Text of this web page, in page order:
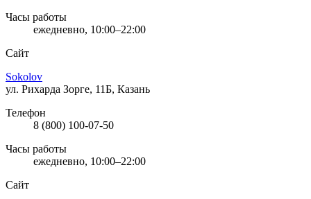
Часы работы
ежедневно, 10:00–22:00
Сайт
Sokolov
ул. Рихарда Зорге, 11Б, Казань
Телефон
8 (800) 100-07-50
Часы работы
ежедневно, 10:00–22:00
Сайт